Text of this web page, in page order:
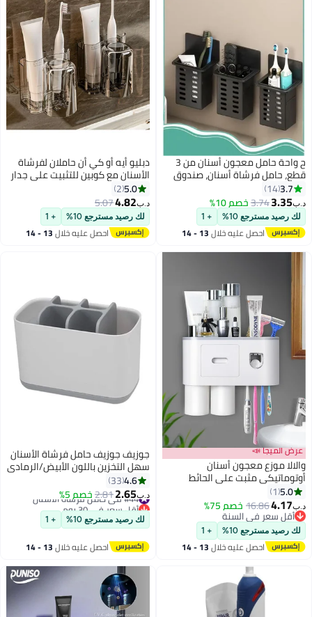
ح واحة حامل معجون أسنان من 3
قطع، حامل فرشاة أسنان، صندوق
تخزين مثبت على الحائط، رف
لمستلزمات الحمام، تركيب بدون أثر،
إكسسوارات الحمام
3.7
14
د.ب‏3.35
3.74خصم 10%
لك رصيد مسترجع 10% + 1
احصل عليه خلال 13 - 14
دبليو أيه أو كي أن حاملان لفرشاة
الأسنان مع كوبين للتثبيت على جدار
الحمام، رف حمام لا يحتاج إلى حفر،
منظم لفرشاة الأسنان ومعجون
الأسنان وشفرات الحلاقة، سميك
ومقاوم للحرارة، يسمح بتصريف
الماء لمنع الرطوبة، مناسب
5.0
2
د.ب‏4.82
5.07
لك رصيد مسترجع 10% + 1
احصل عليه خلال 13 - 14
عرض الميجا 📣
والالا موزع معجون أسنان
أوتوماتيكي مثبت على الحائط
وحامل فرشاة أسنان مع كوبين
مغناطيسيين
5.0
1
د.ب‏4.17
16.86خصم 75%
أقل سعر في السنة
أقل سعر في السنة
لك رصيد مسترجع 10% + 1
احصل عليه خلال 13 - 14
جوزيف جوزيف حامل فرشاة الأسنان
سهل التخزين باللون الأبيض/الرمادي
أبيض/رمادي
4.6
33
د.ب‏2.65
2.81خصم 5% #44 في حامل فرشاة الأسنان
أقل سعر في 30 يوم
#44 في حامل فرشاة الأسنان
لك رصيد مسترجع 10% + 1
احصل عليه خلال 13 - 14